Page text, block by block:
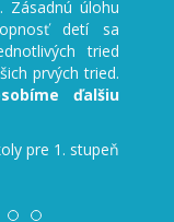
Zásadnú úlohu
detí sa
tried
prvých tried.
ďalšiu
pre 1. stupeň